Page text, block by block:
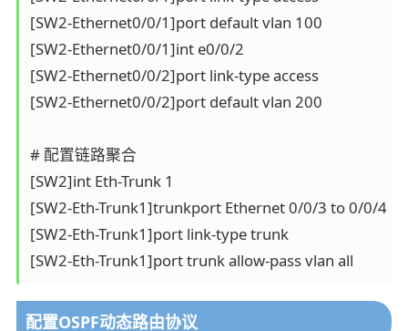
[SW2-Ethernet0/0/1]port default vlan 100
[SW2-Ethernet0/0/1]int e0/0/2
[SW2-Ethernet0/0/2]port link-type access
[SW2-Ethernet0/0/2]port default vlan 200
# 配置链路聚合
[SW2]int Eth-Trunk 1
[SW2-Eth-Trunk1]trunkport Ethernet 0/0/3 to 0/0/4
[SW2-Eth-Trunk1]port link-type trunk
配置OSPF动态路由协议